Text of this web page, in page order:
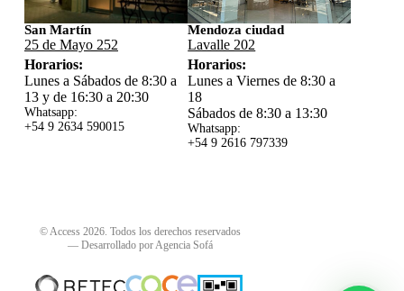
San Martín
25 de Mayo 252
Horarios:
Lunes a Sábados de 8:30 a
13 y de 16:30 a 20:30
Whatsapp:
+54 9 2634 590015
Mendoza ciudad
Lavalle 202
Horarios:
Lunes a Viernes de 8:30 a
18
Sábados de 8:30 a 13:30
Whatsapp:
+54 9 2616 797339
© Access 2026. Todos los derechos reservados
— Desarrollado por Agencia Sofá